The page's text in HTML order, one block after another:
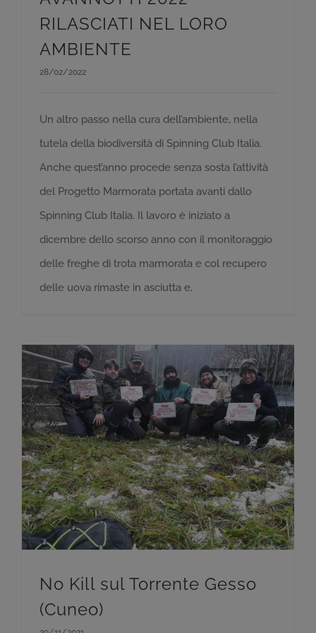
RILASCIATI NEL LORO
AMBIENTE
28/02/2022
Un altro passo nella cura dell’ambiente, nella
tutela della biodiversità di Spinning Club Italia.
Anche quest’anno procede senza sosta l’attività
del Progetto Marmorata portata avanti dallo
Spinning Club Italia. Il lavoro è iniziato a
dicembre dello scorso anno con il monitoraggio
delle freghe di trota marmorata e col recupero
delle uova rimaste in asciutta e,
No Kill sul Torrente Gesso
(Cuneo)